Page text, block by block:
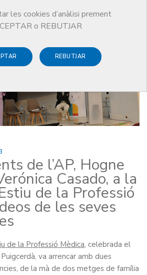
les cookies d’anàlisi prement
o REBUTJAR
REBUTJAR
de l’AP, Hogne
Casado, a la
de la Professió
de les seves
de la Professió Mèdica, celebrada el
va arrencar amb dues
de la mà de dos metges de família